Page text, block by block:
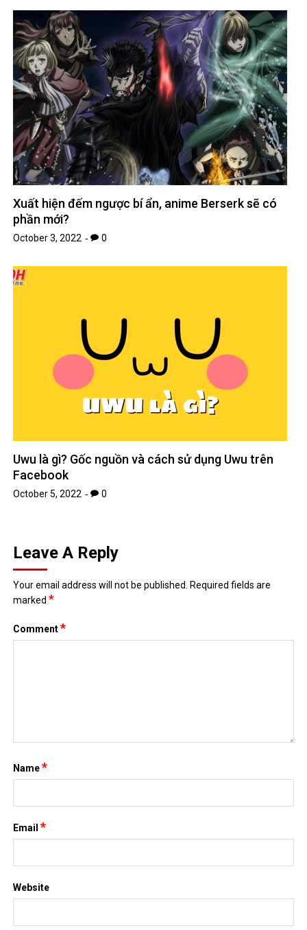
Xuất hiện đếm ngược bí ẩn, anime Berserk sẽ có
phần mới?
October 3, 2022 0
Uwu là gì? Gốc nguồn và cách sử dụng Uwu trên
Facebook
October 5, 2022 0
Leave A Reply
Your email address will not be published. Required fields are
marked*
Comment*
Name*
Email*
Website